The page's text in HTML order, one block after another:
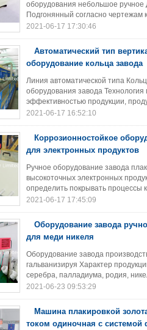
оборудования небольшое
Подгонянный согласно чертежам
2021-06-17 17:30:46
Автоматический тип
оборудование кольца завода
Линия автоматической типа
оборудования завода
эффективностью продукции,
2021-06-17 16:52:10
Коррозионностойкое
для электронных продуктов
Ручное оборудование завода
высокоточных электронных
определить покрывать процессы
2021-06-17 17:45:09
Оборудование завода
для меди никеля
Оборудование завода
гальванизируя Характер
серебра, палладиума, родия,
2021-06-23 09:53:29
Машина плакировкой
током одиночная с системой